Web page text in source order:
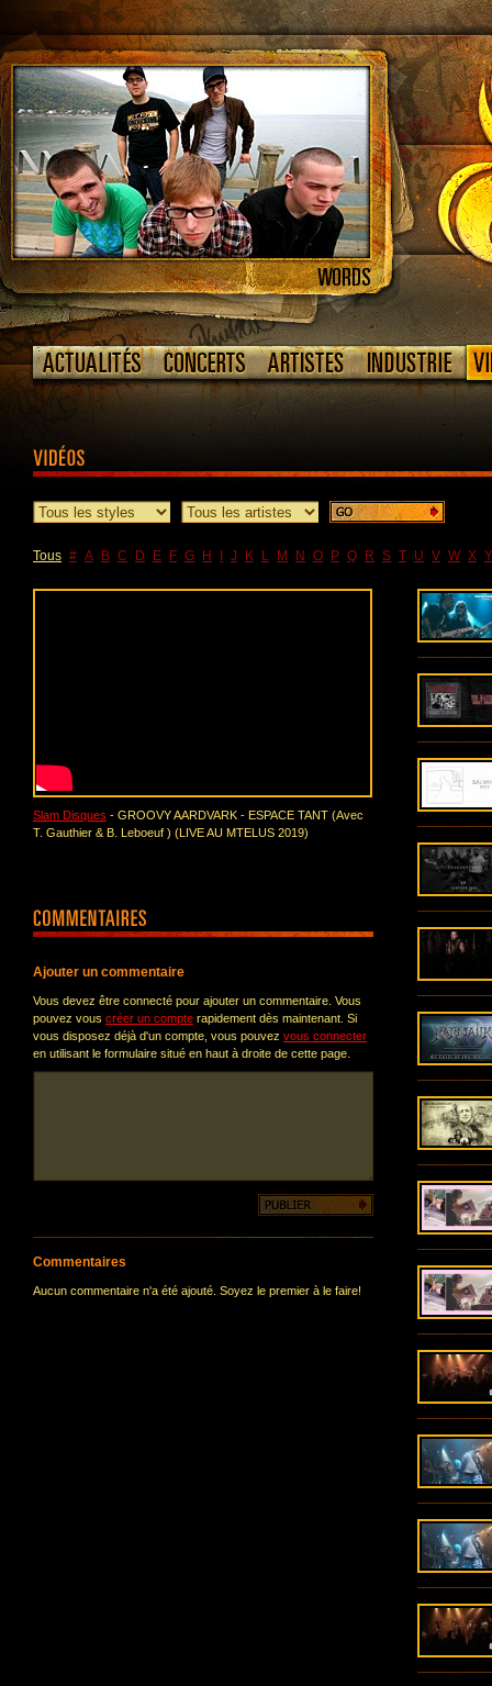
Tous # A B C D E F G H J K L M N O P Q R S T U V W X Y
Slam Disques - GROOVY AARDVARK - ESPACE TANT (Avec
T. Gauthier & B. Leboeuf ) (LIVE AU MTELUS 2019)
Ajouter un commentaire
Vous devez être connecté pour ajouter un commentaire. Vous
pouvez vous créer un compte rapidement dès maintenant. Si
vous disposez déjà d'un compte, vous pouvez vous connecter
en utilisant le formulaire situé en haut à droite de cette page.
Commentaires
Aucun commentaire n'a été ajouté. Soyez le premier à le faire!